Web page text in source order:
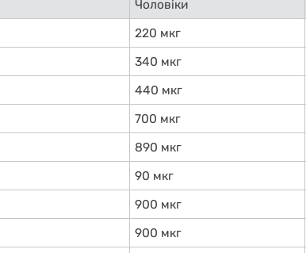
Чоловіки
220 мкг
340 мкг
440 мкг
700 мкг
890 мкг
90 мкг
900 мкг
900 мкг